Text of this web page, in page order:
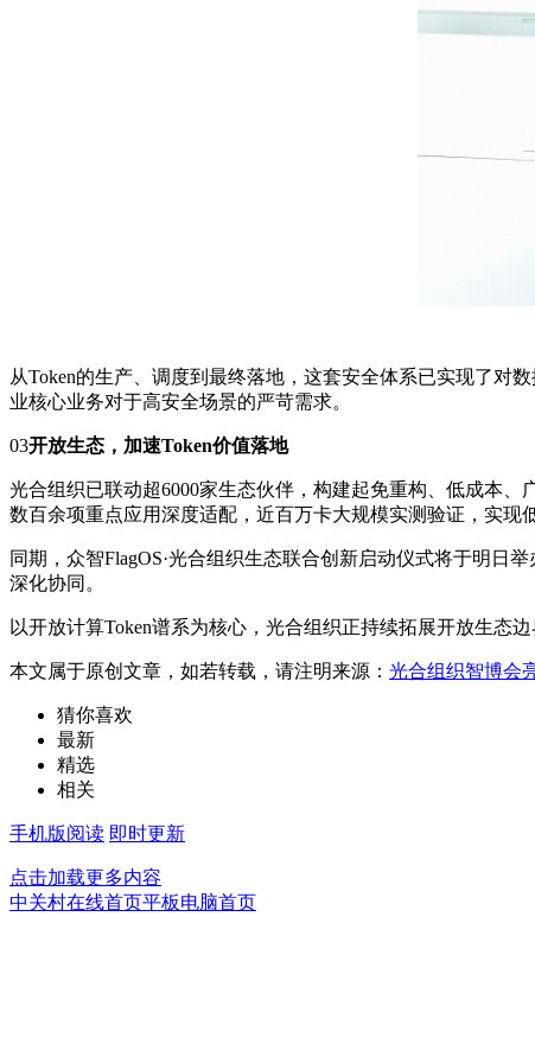
从Token的生产、调度到最终落地，这套安全体系已实现了对
业核心业务对于高安全场景的严苛需求。
03开放生态，加速Token价值落地
光合组织已联动超6000家生态伙伴，构建起免重构、低成本
数百余项重点应用深度适配，近百万卡大规模实测验证，实现
同期，众智FlagOS·光合组织生态联合创新启动仪式将于明日
深化协同。
以开放计算Token谱系为核心，光合组织正持续拓展开放生态
本文属于原创文章，如若转载，请注明来源： 光合组织智博会
猜你喜欢
最新
精选
相关
手机版阅读 即时更新
点击加载更多内容
中关村在线首页平板电脑首页